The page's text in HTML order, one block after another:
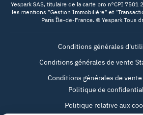
Yespark SAS, titulaire de la carte pro n°CPI
les mentions "Gestion Immobilière" et
Paris Île-de-France. © Yespark Tous
Conditions générales
Conditions générales de vente
Conditions générales de vente
Politique de
Politique relative aux